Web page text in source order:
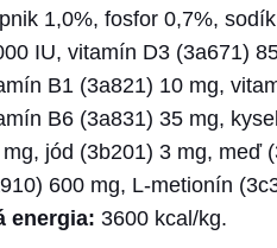
1,0%, fosfor 0,7%,
IU, vitamín D3 (3a671)
B1 (3a821) 10 mg,
B6 (3a831) 35 mg,
jód (3b201) 3 mg, meď
600 mg, L-metionín
energia: 3600 kcal/kg.